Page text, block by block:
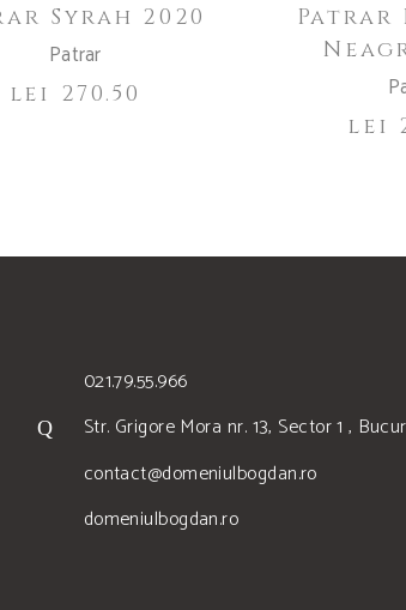
Syrah 2020
Patrar
lei 270.50
Patrar
lei
021.79.55.966
Str. Grigore Mora nr. 13, Sector 1 ,
contact@domeniulbogdan.ro
domeniulbogdan.ro